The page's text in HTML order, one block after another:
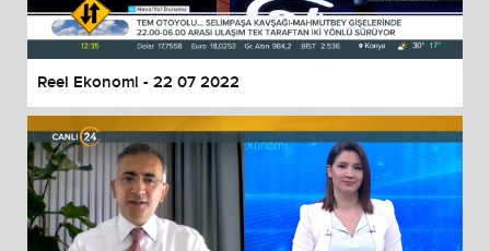
Reel Ekonomi - 22 07 2022